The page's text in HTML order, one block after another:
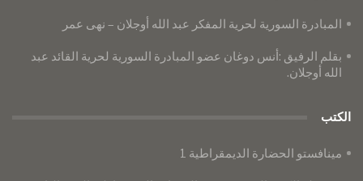
المبادرة السورية لحرية المفكر عبد الله أوجلان – نهى عمر
بقلم الرفيق :أنس دوغان عضو المبادرة السورية لحرية القائد عبد
الله أوجلان.
الكتب
مينافستو الحضارة الديمقراطية 1